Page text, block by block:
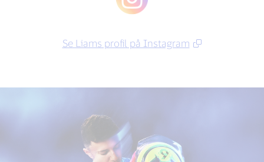
Se Liams profil på Instagram